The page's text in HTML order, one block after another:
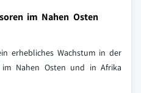
im Nahen Osten
erhebliches Wachstum in der
im Nahen Osten und in Afrika